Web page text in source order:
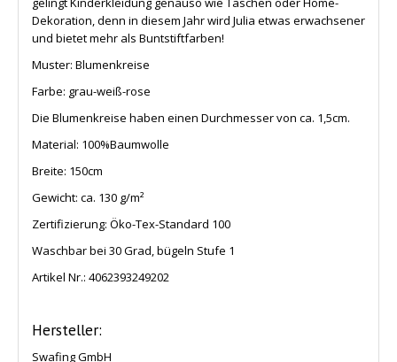
Dekoration, denn in diesem Jahr wird Julia etwas erwachsener
und bietet mehr als Buntstiftfarben!
Muster: Blumenkreise
Farbe: grau-weiß-rose
Die Blumenkreise haben einen Durchmesser von ca. 1,5cm.
Material: 100%Baumwolle
Breite: 150cm
Gewicht: ca. 130 g/m²
Zertifizierung: Öko-Tex-Standard 100
Waschbar bei 30 Grad, bügeln Stufe 1
Artikel Nr.: 4062393249202
Hersteller:
Swafing GmbH